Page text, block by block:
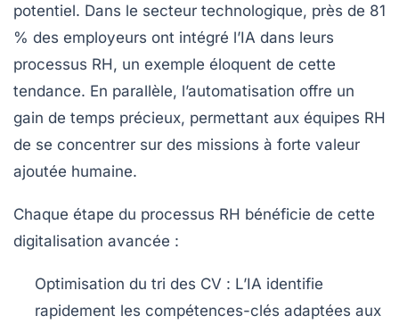
potentiel. Dans le secteur technologique, près de 81
% des employeurs ont intégré l’IA dans leurs
processus RH, un exemple éloquent de cette
tendance. En parallèle, l’automatisation offre un
gain de temps précieux, permettant aux équipes RH
de se concentrer sur des missions à forte valeur
ajoutée humaine.
Chaque étape du processus RH bénéficie de cette
digitalisation avancée :
Optimisation du tri des CV : L’IA identifie
rapidement les compétences-clés adaptées aux